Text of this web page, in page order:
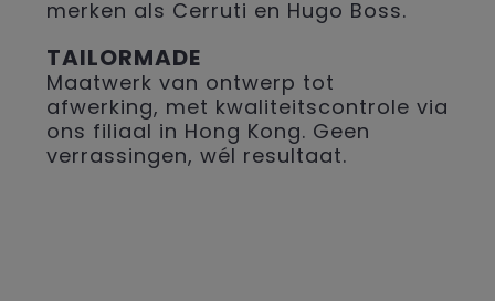
merken als Cerruti en Hugo Boss.
TAILORMADE
Maatwerk van ontwerp tot
afwerking, met kwaliteitscontrole via
ons filiaal in Hong Kong. Geen
verrassingen, wél resultaat.